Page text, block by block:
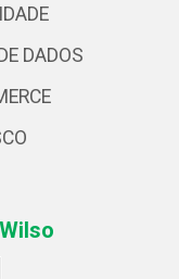
DADOS